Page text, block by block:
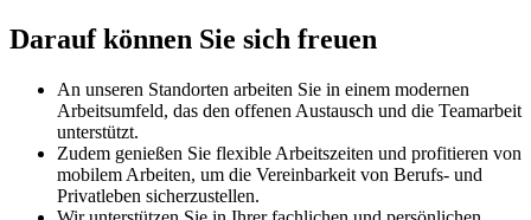
Darauf können Sie sich freuen
An unseren Standorten arbeiten Sie in einem modernen
Arbeitsumfeld, das den offenen Austausch und die Teamarbeit
unterstützt.
Zudem genießen Sie flexible Arbeitszeiten und profitieren von
mobilem Arbeiten, um die Vereinbarkeit von Berufs- und
Privatleben sicherzustellen.